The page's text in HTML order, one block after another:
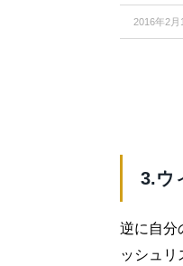
2016年2月
3.ウ
逆に自分
ッシュリ